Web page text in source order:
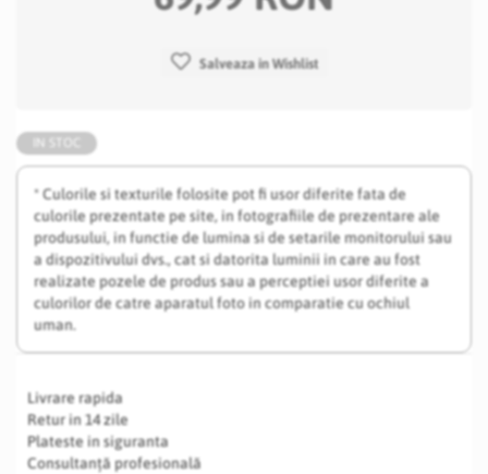
* Culorile si texturile folosite pot fi usor diferite fata de
culorile prezentate pe site, in fotografiile de prezentare ale
produsului, in functie de lumina si de setarile monitorului sau
a dispozitivului dvs., cat si datorita luminii in care au fost
realizate pozele de produs sau a perceptiei usor diferite a
culorilor de catre aparatul foto in comparatie cu ochiul
uman.
Livrare rapida
Retur in 14 zile
Plateste in siguranta
Consultanță profesională
Salveaza in Wishlist